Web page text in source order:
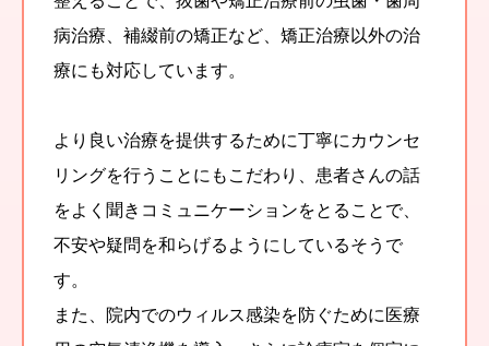
病治療、補綴前の矯正など、矯正治療以外の治
療にも対応しています。
より良い治療を提供するために丁寧にカウンセ
リングを行うことにもこだわり、患者さんの話
をよく聞きコミュニケーションをとることで、
不安や疑問を和らげるようにしているそうで
す。
また、院内でのウィルス感染を防ぐために医療